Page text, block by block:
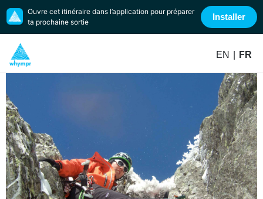
EN FR
Ouvre cet itinéraire dans l’application pour préparer
ta prochaine sortie
Installer